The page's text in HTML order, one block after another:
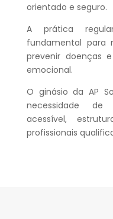
orientado e seguro.
A prática
fundamental para
prevenir doenças
emocional.
O ginásio da AP
necessidade de
acessível,
profissionais